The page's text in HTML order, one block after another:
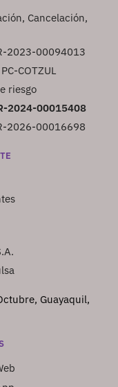
Cancelación,
2023-00094013
COTZUL
riesgo
2024-00015408
2026-00016698
Guayaquil,